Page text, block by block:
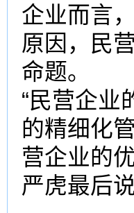
企业而言
原因，民
命题。
“民营企业
的精细化
营企业的
严虎最后说